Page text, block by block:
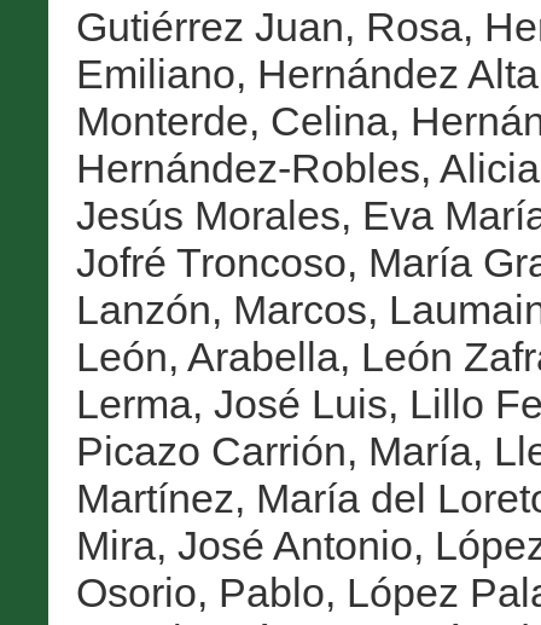
Gutiérrez Juan, Rosa,
Emiliano, Hernández
Monterde, Celina,
Hernández-Robles, Alicia
Jesús Morales, Eva
Jofré Troncoso, María
Lanzón, Marcos,
León, Arabella, León
Lerma, José Luis, Lillo
Picazo Carrión, María,
Martínez, María del
Mira, José Antonio,
Osorio, Pablo, López